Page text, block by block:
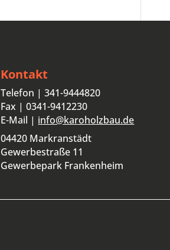
Kontakt
Telefon | 341-9444820
Fax | 0341-9412230
E-Mail | info@karoholzbau.de
04420 Markranstädt
Gewerbestraße 11
Gewerbepark Frankenheim